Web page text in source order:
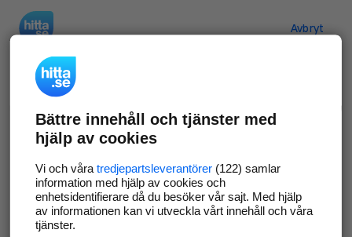
Avbryt
Verifiera ditt företag
Gör som 69 573företag
företagssida på hitta.se och syns bättre mot
kunder i ditt närområde. Helt kostnadsfritt.
Uppdatera din företagsinformation
Bättre innehåll och tjänster med
hjälp av cookies
Vi och våra tredjepartsleverantörer(122) samlar
information med hjälp av cookies och
enhetsidentifierare då du besöker vår sajt. Med hjälp
av informationen kan vi utveckla vårt innehåll och våra
tjänster.